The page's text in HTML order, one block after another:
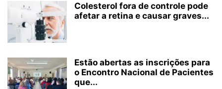
Colesterol fora de controle pode
afetar a retina e causar graves...
Estão abertas as inscrições para
o Encontro Nacional de Pacientes
que...